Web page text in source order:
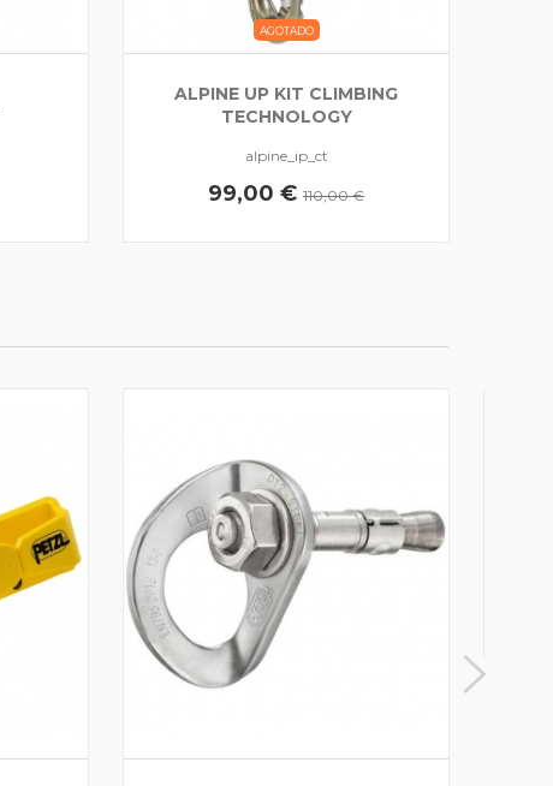
AGOTADO
ALPINE UP KIT CLIMBING
TECHNOLOGY
alpine_ip_ct
99,00 € 110,00 €